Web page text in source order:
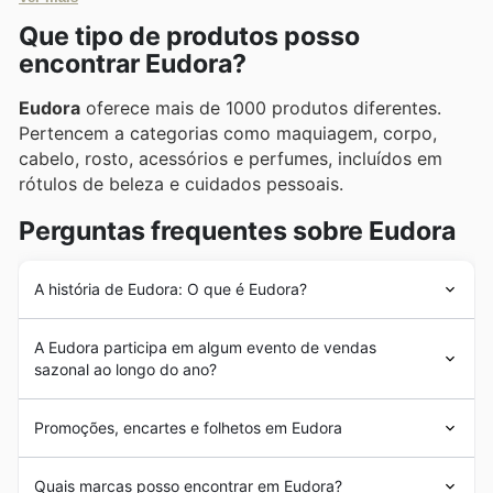
mais vantajosas e satisfatórias.
Que tipo de produtos posso
encontrar Eudora?
Eudora oferece mais de 1000 produtos diferentes.
Pertencem a categorias como maquiagem, corpo,
cabelo, rosto, acessórios e perfumes, incluídos em
rótulos de beleza e cuidados pessoais.
Perguntas frequentes sobre Eudora
A história de Eudora: O que é Eudora?
Pertence ao Grupo Boticário. OEudorautiliza um
modelo de vendas multicanal que permite ao cliente um
acesso mais fácil aos seus produtos. A missão desta
empresa é ajudar as mulheres a terem mais autonomia e
às mulheres que pretendem comercializar estes
A Eudora participa em algum evento de vendas
sazonal ao longo do ano?
promoções sazonaiseofertas semanaisao longo do
ano, e nosso site é o lugar ideal para você conferir
todas elas antes de ir à loja. Fique de olho em nossos
Promoções, encartes e folhetos em Eudora
Quais marcas posso encontrar em Eudora?